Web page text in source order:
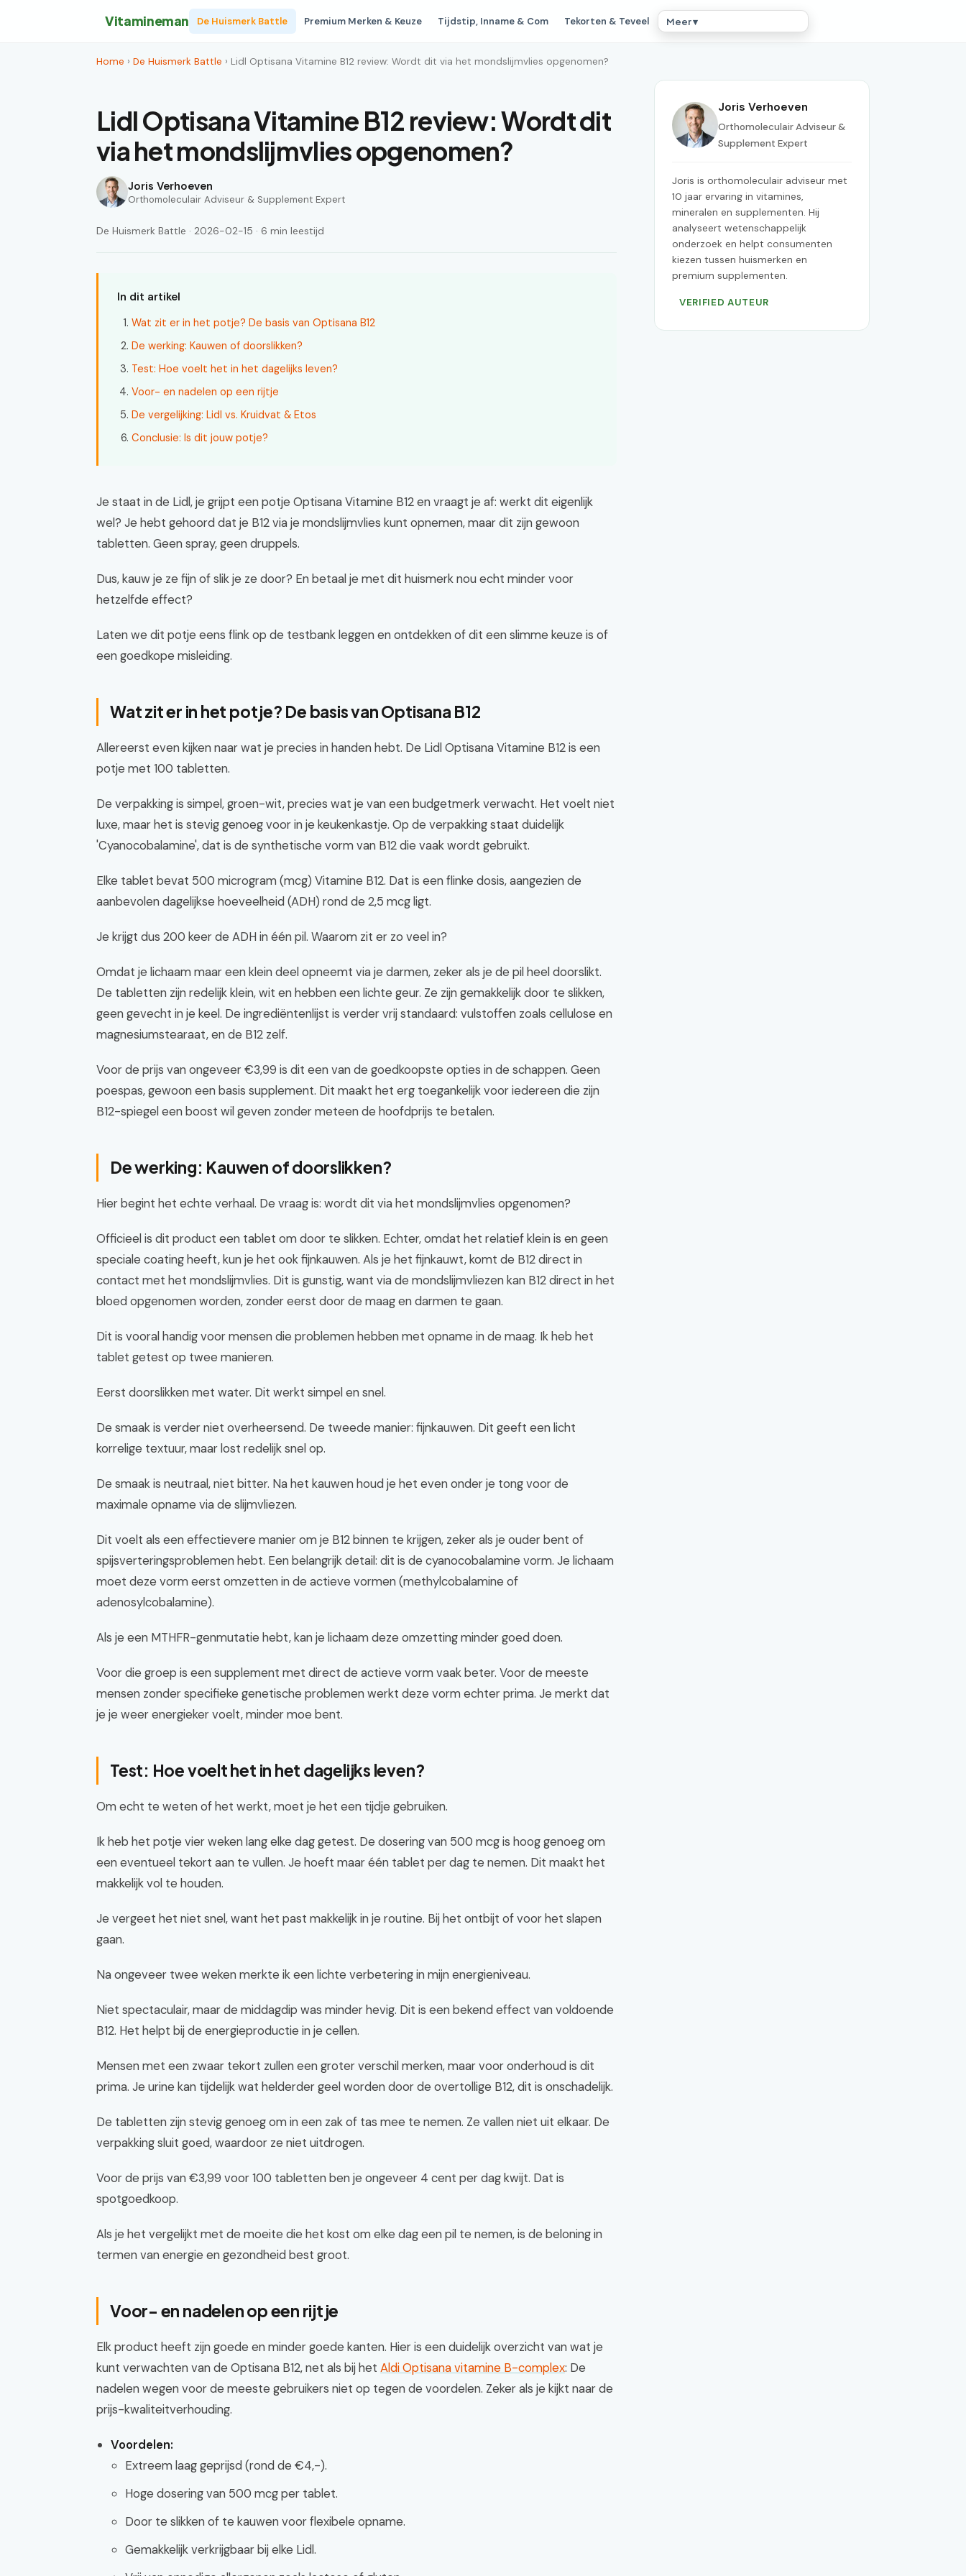
Vitamineman De Huismerk Battle Premium Merken & Keuze Tijdstip, Inname & Com Tekorten & Teveel Meer ▾
Home › De Huismerk Battle › Lidl Optisana Vitamine B12 review: Wordt dit via het mondslijmvlies opgenomen?
Lidl Optisana Vitamine B12 review: Wordt dit
via het mondslijmvlies opgenomen?
Joris Verhoeven
Orthomoleculair Adviseur & Supplement Expert
De Huismerk Battle · 2026-02-15 · 6 min leestijd
In dit artikel
Wat zit er in het potje? De basis van Optisana B12
De werking: Kauwen of doorslikken?
Test: Hoe voelt het in het dagelijks leven?
Voor- en nadelen op een rijtje
De vergelijking: Lidl vs. Kruidvat & Etos
Conclusie: Is dit jouw potje?
Je staat in de Lidl, je grijpt een potje Optisana Vitamine B12 en vraagt je af: werkt dit eigenlijk
wel? Je hebt gehoord dat je B12 via je mondslijmvlies kunt opnemen, maar dit zijn gewoon
tabletten. Geen spray, geen druppels.
Dus, kauw je ze fijn of slik je ze door? En betaal je met dit huismerk nou echt minder voor
hetzelfde effect?
Laten we dit potje eens flink op de testbank leggen en ontdekken of dit een slimme keuze is of
een goedkope misleiding.
Wat zit er in het potje? De basis van Optisana B12
Allereerst even kijken naar wat je precies in handen hebt. De Lidl Optisana Vitamine B12 is een
potje met 100 tabletten.
De verpakking is simpel, groen-wit, precies wat je van een budgetmerk verwacht. Het voelt niet
luxe, maar het is stevig genoeg voor in je keukenkastje. Op de verpakking staat duidelijk
'Cyanocobalamine', dat is de synthetische vorm van B12 die vaak wordt gebruikt.
Elke tablet bevat 500 microgram (mcg) Vitamine B12. Dat is een flinke dosis, aangezien de
aanbevolen dagelijkse hoeveelheid (ADH) rond de 2,5 mcg ligt.
Je krijgt dus 200 keer de ADH in één pil. Waarom zit er zo veel in?
Omdat je lichaam maar een klein deel opneemt via je darmen, zeker als je de pil heel doorslikt.
De tabletten zijn redelijk klein, wit en hebben een lichte geur. Ze zijn gemakkelijk door te slikken,
geen gevecht in je keel. De ingrediëntenlijst is verder vrij standaard: vulstoffen zoals cellulose en
magnesiumstearaat, en de B12 zelf.
Voor de prijs van ongeveer €3,99 is dit een van de goedkoopste opties in de schappen. Geen
poespas, gewoon een basis supplement. Dit maakt het erg toegankelijk voor iedereen die zijn
B12-spiegel een boost wil geven zonder meteen de hoofdprijs te betalen.
De werking: Kauwen of doorslikken?
Hier begint het echte verhaal. De vraag is: wordt dit via het mondslijmvlies opgenomen?
Officieel is dit product een tablet om door te slikken. Echter, omdat het relatief klein is en geen
speciale coating heeft, kun je het ook fijnkauwen. Als je het fijnkauwt, komt de B12 direct in
contact met het mondslijmvlies. Dit is gunstig, want via de mondslijmvliezen kan B12 direct in het
bloed opgenomen worden, zonder eerst door de maag en darmen te gaan.
Dit is vooral handig voor mensen die problemen hebben met opname in de maag. Ik heb het
tablet getest op twee manieren.
Eerst doorslikken met water. Dit werkt simpel en snel.
De smaak is verder niet overheersend. De tweede manier: fijnkauwen. Dit geeft een licht
korrelige textuur, maar lost redelijk snel op.
De smaak is neutraal, niet bitter. Na het kauwen houd je het even onder je tong voor de
maximale opname via de slijmvliezen.
Dit voelt als een effectievere manier om je B12 binnen te krijgen, zeker als je ouder bent of
spijsverteringsproblemen hebt. Een belangrijk detail: dit is de cyanocobalamine vorm. Je lichaam
moet deze vorm eerst omzetten in de actieve vormen (methylcobalamine of
adenosylcobalamine).
Als je een MTHFR-genmutatie hebt, kan je lichaam deze omzetting minder goed doen.
Voor die groep is een supplement met direct de actieve vorm vaak beter. Voor de meeste
mensen zonder specifieke genetische problemen werkt deze vorm echter prima. Je merkt dat
je je weer energieker voelt, minder moe bent.
Test: Hoe voelt het in het dagelijks leven?
Om echt te weten of het werkt, moet je het een tijdje gebruiken.
Ik heb het potje vier weken lang elke dag getest. De dosering van 500 mcg is hoog genoeg om
een eventueel tekort aan te vullen. Je hoeft maar één tablet per dag te nemen. Dit maakt het
makkelijk vol te houden.
Je vergeet het niet snel, want het past makkelijk in je routine. Bij het ontbijt of voor het slapen
gaan.
Na ongeveer twee weken merkte ik een lichte verbetering in mijn energieniveau.
Niet spectaculair, maar de middagdip was minder hevig. Dit is een bekend effect van voldoende
B12. Het helpt bij de energieproductie in je cellen.
Mensen met een zwaar tekort zullen een groter verschil merken, maar voor onderhoud is dit
prima. Je urine kan tijdelijk wat helderder geel worden door de overtollige B12, dit is onschadelijk.
De tabletten zijn stevig genoeg om in een zak of tas mee te nemen. Ze vallen niet uit elkaar. De
verpakking sluit goed, waardoor ze niet uitdrogen.
Voor de prijs van €3,99 voor 100 tabletten ben je ongeveer 4 cent per dag kwijt. Dat is
spotgoedkoop.
Als je het vergelijkt met de moeite die het kost om elke dag een pil te nemen, is de beloning in
termen van energie en gezondheid best groot.
Voor- en nadelen op een rijtje
Elk product heeft zijn goede en minder goede kanten. Hier is een duidelijk overzicht van wat je
kunt verwachten van de Optisana B12, net als bij het Aldi Optisana vitamine B-complex: De
nadelen wegen voor de meeste gebruikers niet op tegen de voordelen. Zeker als je kijkt naar de
prijs-kwaliteitverhouding.
Voordelen:
Extreem laag geprijsd (rond de €4,-).
Hoge dosering van 500 mcg per tablet.
Door te slikken of te kauwen voor flexibele opname.
Gemakkelijk verkrijgbaar bij elke Lidl.
Joris Verhoeven
Orthomoleculair Adviseur &
Supplement Expert
Joris is orthomoleculair adviseur met
10 jaar ervaring in vitamines,
mineralen en supplementen. Hij
analyseert wetenschappelijk
onderzoek en helpt consumenten
kiezen tussen huismerken en
premium supplementen.
VERIFIED AUTEUR